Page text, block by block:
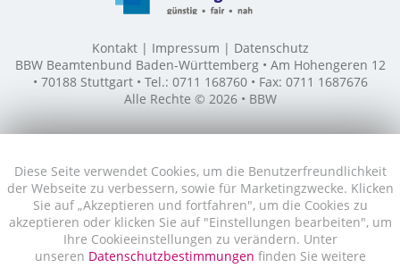
Diese Seite verwendet Cookies, um die Benutzerfreundlichkeit
der Webseite zu verbessern, sowie für Marketingzwecke. Klicken
Sie auf „Akzeptieren und fortfahren", um die Cookies zu
akzeptieren oder klicken Sie auf "Einstellungen bearbeiten", um
Ihre Cookieeinstellungen zu verändern. Unter
unseren Datenschutzbestimmungen finden Sie weitere
Kontakt Impressum
Datenschutz
BBW Beamtenbund Baden-Württemberg • Am Hohengeren 12
• 70188 Stuttgart • Tel.: 0711 168760 • Fax: 0711 1687676
Alle Rechte © 2026 • BBW